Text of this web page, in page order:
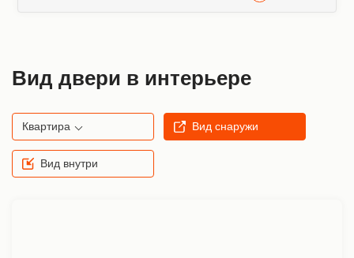
Вид двери в интерьере
Квартира Вид снаружи
Вид внутри